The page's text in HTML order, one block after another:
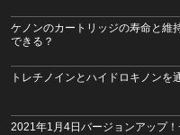
ケノンのカートリッジの寿命と維
できる？
トレチノインとハイドロキノンを
2021年1月4日バージョンアップ